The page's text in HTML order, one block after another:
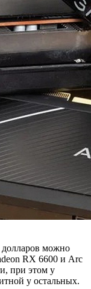
можно
RX 6600 и Arc
при этом у
у остальных.